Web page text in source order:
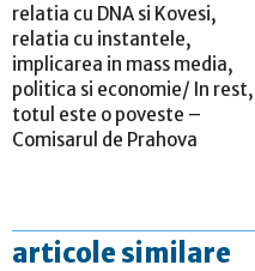
relatia cu DNA si Kovesi,
relatia cu instantele,
implicarea in mass media,
politica si economie/ In rest,
totul este o poveste –
Comisarul de Prahova
articole similare